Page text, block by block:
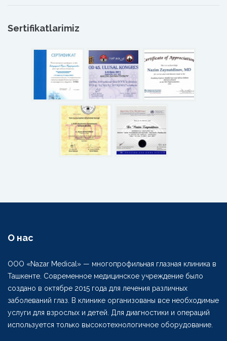
Sertifikatlarimiz
О нас
ООО «Nazar Medical» — многопрофильная глазная клиника в
Ташкенте. Современное медицинское учреждение было
создано в октябре 2015 года для лечения различных
заболеваний глаз. В клинике организованы все необходимые
услуги для взрослых и детей. Для диагностики и операций
используется только высокотехнологичное оборудование.